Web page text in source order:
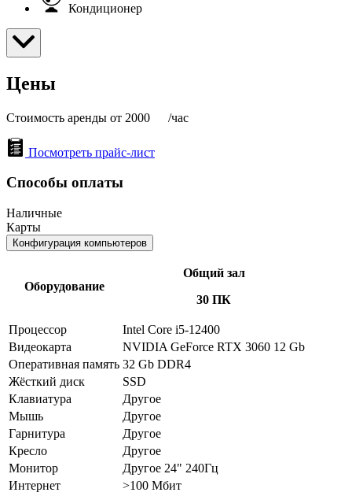
Кондиционер
Цены
Стоимость аренды от 2000 /час
Посмотреть прайс-лист
Способы оплаты
Наличные
Карты
Конфигурация компьютеров
Оборудование
Общий зал
30 ПК
Процессор
Intel Core i5-12400
Видеокарта
NVIDIA GeForce RTX 3060 12 Gb
Оперативная память 32 Gb DDR4
Жёсткий диск
SSD
Клавиатура
Другое
Мышь
Другое
Гарнитура
Другое
Кресло
Другое
Монитор
Другое 24" 240Гц
Интернет
>100 Мбит